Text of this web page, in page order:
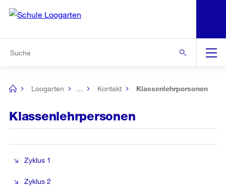
Navigation
[no
Loogarten ... Kontakt Klassenlehrpersonen
Klassenlehrpersonen
Zyklus 1
Zyklus 2